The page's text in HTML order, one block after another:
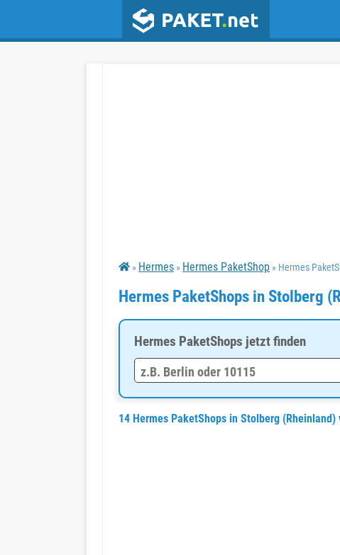
» Hermes » Hermes PaketShop » Hermes
Hermes PaketShops in Stolberg
Hermes PaketShops jetzt finden
14 Hermes PaketShops in Stolberg (Rheinland)